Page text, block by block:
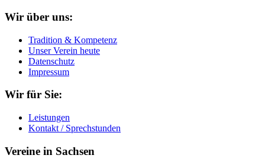
Wir über uns:
Tradition & Kompetenz
Unser Verein heute
Datenschutz
Impressum
Wir für Sie:
Leistungen
Kontakt / Sprechstunden
Vereine in Sachsen